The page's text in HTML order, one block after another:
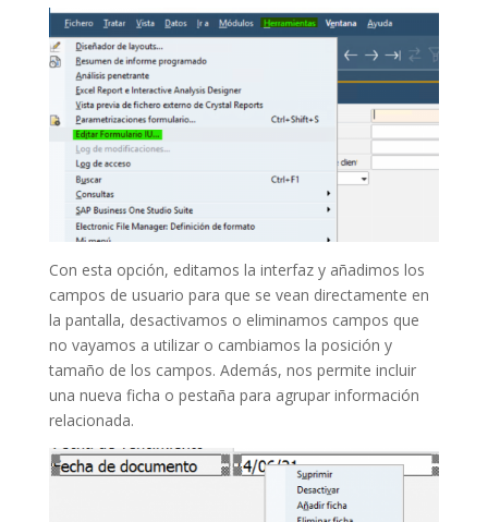
Con esta opción, editamos la interfaz y añadimos los
campos de usuario para que se vean directamente en
la pantalla, desactivamos o eliminamos campos que
no vayamos a utilizar o cambiamos la posición y
tamaño de los campos. Además, nos permite incluir
una nueva ficha o pestaña para agrupar información
relacionada.